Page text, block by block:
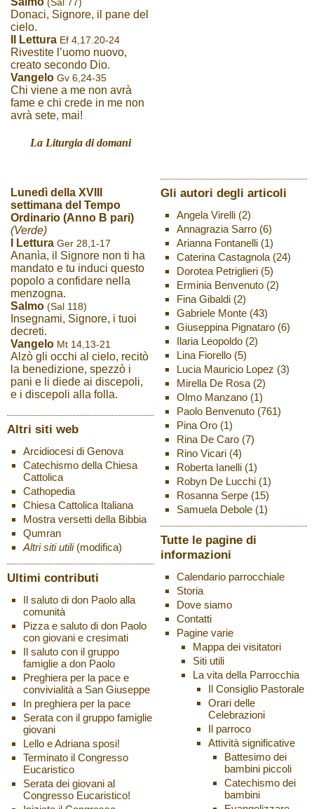
Donaci, Signore, il pane del
cielo.
II Lettura Ef 4,17.20-24
Rivestite l’uomo nuovo,
creato secondo Dio.
Vangelo Gv 6,24-35
Chi viene a me non avrà
fame e chi crede in me non
avrà sete, mai!
La Liturgia di domani
Lunedì della XVIII
settimana del Tempo
Ordinario (Anno B pari)
(Verde)
I Lettura Ger 28,1-17
Ananìa, il Signore non ti ha
mandato e tu induci questo
popolo a confidare nella
menzogna.
Salmo (Sal 118)
Insegnami, Signore, i tuoi
decreti.
Vangelo Mt 14,13-21
Alzò gli occhi al cielo, recitò
la benedizione, spezzò i
pani e li diede ai discepoli,
e i discepoli alla folla.
Altri siti web
Arcidiocesi di Genova
Catechismo della Chiesa
Cattolica
Cathopedia
Chiesa Cattolica Italiana
Mostra versetti della Bibbia
Qumran
Altri siti utili (modifica)
Ultimi contributi
Il saluto di don Paolo alla
comunità
Pizza e saluto di don Paolo
con giovani e cresimati
Il saluto con il gruppo
famiglie a don Paolo
Preghiera per la pace e
convivialità a San Giuseppe
In preghiera per la pace
Serata con il gruppo famiglie
giovani
Lello e Adriana sposi!
Terminato il Congresso
Eucaristico
Serata dei giovani al
Congresso Eucaristico!
Gli autori degli articoli
Angela Virelli(2)
Annagrazia Sarro(6)
Arianna Fontanelli(1)
Caterina Castagnola(24)
Dorotea Petriglieri(5)
Erminia Benvenuto(2)
Fina Gibaldi(2)
Gabriele Monte(43)
Giuseppina Pignataro(6)
Ilaria Leopoldo(2)
Lina Fiorello(5)
Lucia Mauricio Lopez (3)
Mirella De Rosa(2)
Olmo Manzano(1)
Paolo Benvenuto(761)
Pina Oro(1)
Rina De Caro(7)
Rino Vicari(4)
Roberta Ianelli(1)
Robyn De Lucchi(1)
Rosanna Serpe(15)
Samuela Debole(1)
Tutte le pagine di
informazioni
Calendario parrocchiale
Storia
Dove siamo
Contatti
Pagine varie
Mappa dei visitatori
Siti utili
La vita della Parrocchia
Il Consiglio Pastorale
Orari delle
Celebrazioni
Il parroco
Attività significative
Battesimo dei
bambini piccoli
Catechismo dei
bambini